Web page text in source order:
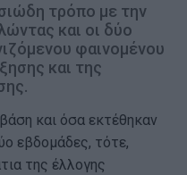
τρόπο με την
και οι δύο
φαινομένου
και της
και όσα εκτέθηκαν
εβδομάδες, τότε,
της έλλογης